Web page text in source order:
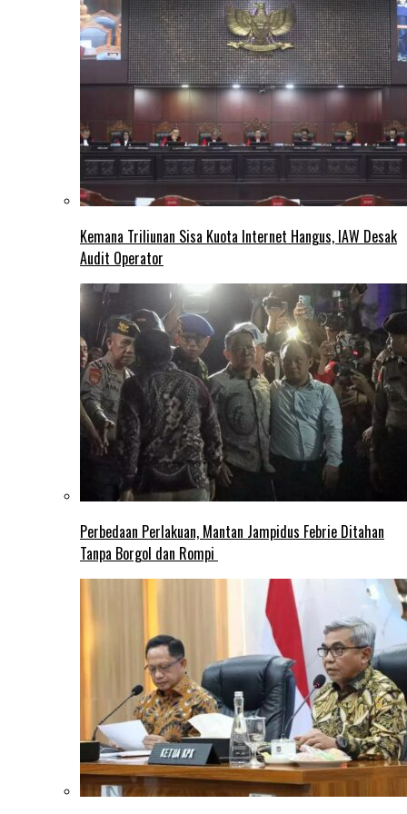
Kemana Triliunan Sisa Kuota Internet Hangus, IAW Desak
Audit Operator
Perbedaan Perlakuan, Mantan Jampidus Febrie Ditahan
Tanpa Borgol dan Rompi